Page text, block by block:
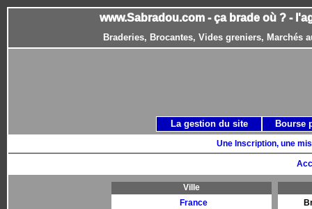
www.Sabradou.com - ça brade où ? -
Braderies, Brocantes, Vides greniers, Marchés
Une Inscription, une
Ville
France
La gestion du site Bourse